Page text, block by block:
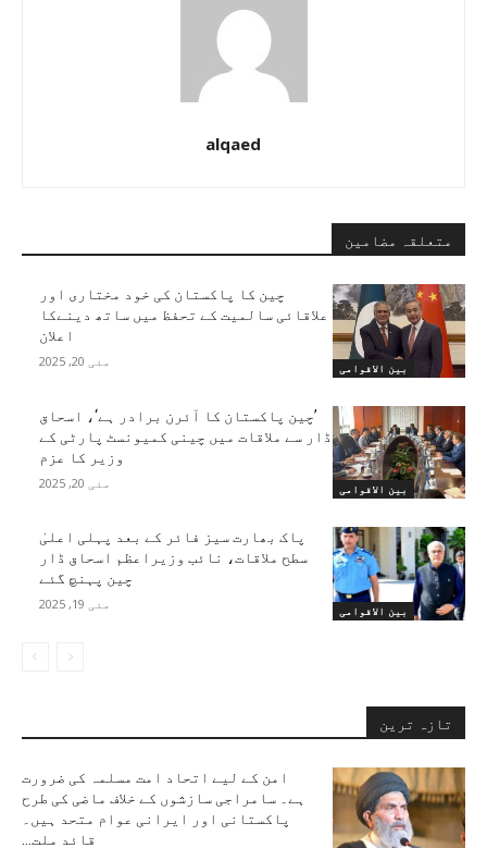
alqaed
متعلقہ مضامین
بین الاقوامی
چین کا پاکستان کی خود مختاری اور
علاقائی سالمیت کے تحفظ میں ساتھ دینےکا
اعلان
مئی 20, 2025
بین الاقوامی
’چین پاکستان کا آئرن برادر ہے‘، اسحاق
ڈار سے ملاقات میں چینی کمیونسٹ پارٹی کے
وزیر کا عزم
مئی 20, 2025
بین الاقوامی
پاک بھارت سیز فائر کے بعد پہلی اعلیٰ
سطح ملاقات، نائب وزیراعظم اسحاق ڈار
چین پہنچ گئے
مئی 19, 2025
تازہ ترین
امن کے لیے اتحاد امت مسلمہ کی ضرورت
ہے۔ سامراجی سازشوں کے خلاف ماضی کی طرح
پاکستانی اور ایرانی عوام متحد ہیں۔
قائد ملت...